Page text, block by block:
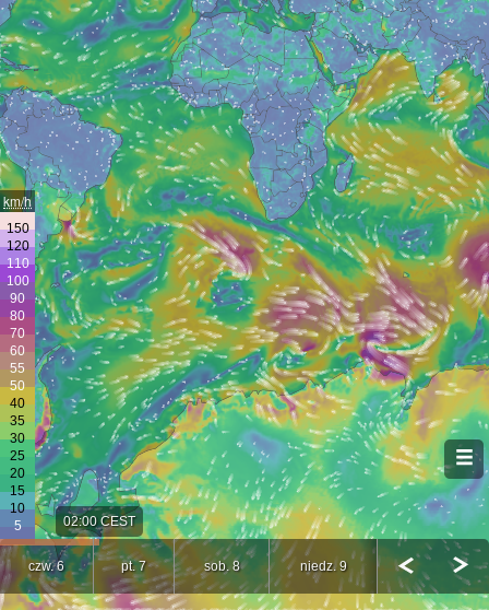
02:00 CEST
czw. 6 pt. 7 sob. 8 niedz. 9
km/h